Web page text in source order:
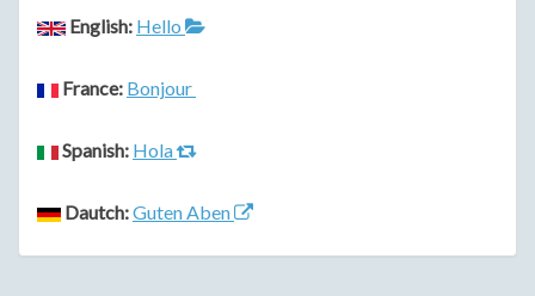
English: Hello
France: Bonjour
Spanish: Hola
Dautch:Guten Aben